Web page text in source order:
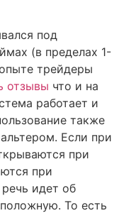
под
(в пределах 1-
трейдеры
отзывы что и на
работает и
также
Если при
при
при
идет об
То есть